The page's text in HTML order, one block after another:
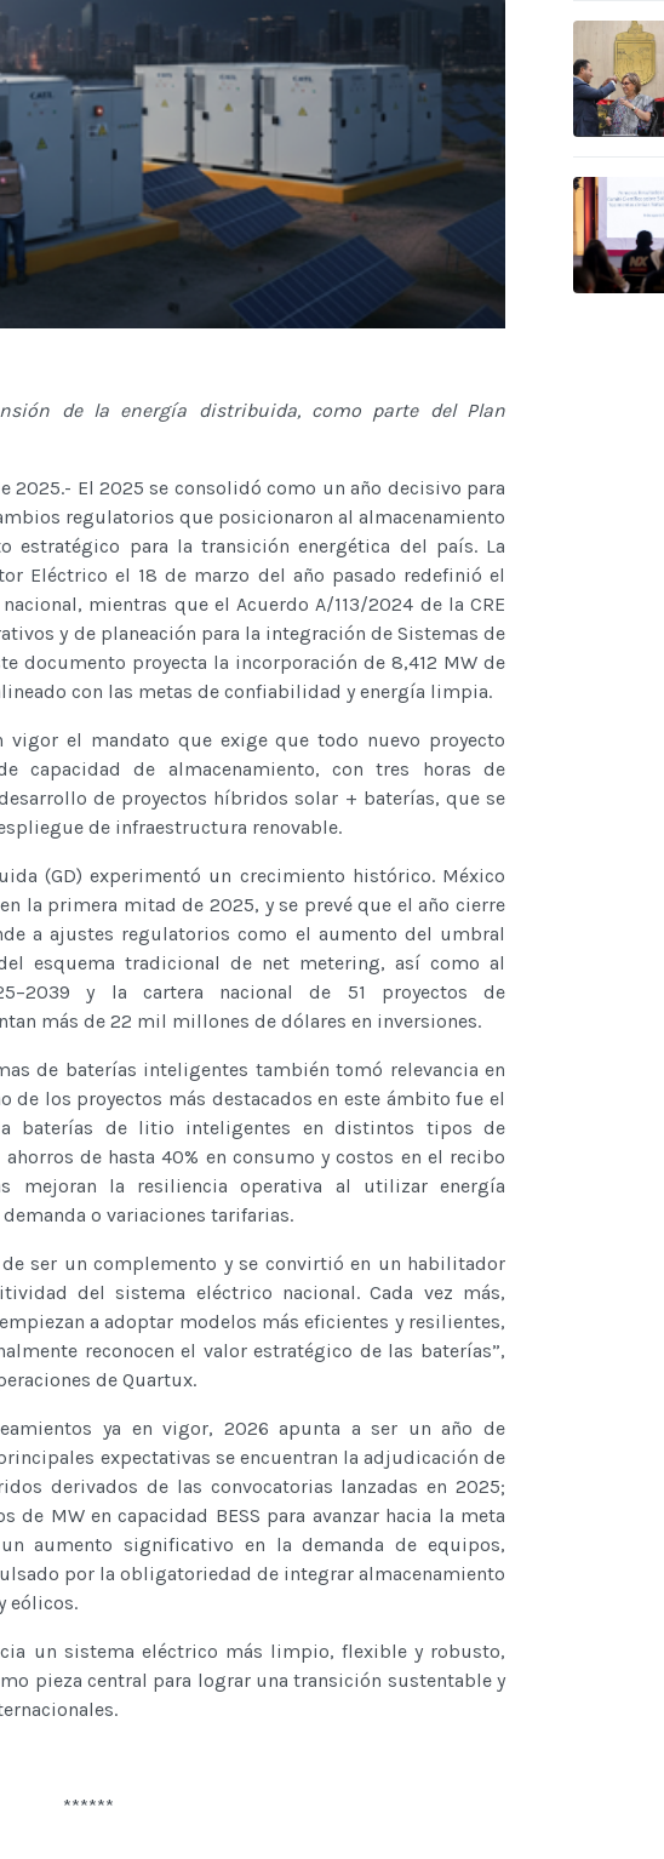
de la energía distribuida, como parte del Plan
2025.- El 2025 se consolidó como un año decisivo para
regulatorios que posicionaron al almacenamiento
estratégico para la transición energética del país. La
Eléctrico el 18 de marzo del año pasado redefinió el
mientras que el Acuerdo A/113/2024 de la CRE
y de planeación para la integración de Sistemas de
documento proyecta la incorporación de 8,412 MW de
con las metas de confiabilidad y energía limpia.
el mandato que exige que todo nuevo proyecto
capacidad de almacenamiento, con tres horas de
de proyectos híbridos solar + baterías, que se
de infraestructura renovable.
(GD) experimentó un crecimiento histórico. México
la primera mitad de 2025, y se prevé que el año cierre
a ajustes regulatorios como el aumento del umbral
esquema tradicional de net metering, así como al
y la cartera nacional de 51 proyectos de
más de 22 mil millones de dólares en inversiones.
de baterías inteligentes también tomó relevancia en
de los proyectos más destacados en este ámbito fue el
baterías de litio inteligentes en distintos tipos de
de hasta 40% en consumo y costos en el recibo
mejoran la resiliencia operativa al utilizar energía
o variaciones tarifarias.
ser un complemento y se convirtió en un habilitador
del sistema eléctrico nacional. Cada vez más,
a adoptar modelos más eficientes y resilientes,
reconocen el valor estratégico de las baterías”,
de Quartux.
ya en vigor, 2026 apunta a ser un año de
expectativas se encuentran la adjudicación de
derivados de las convocatorias lanzadas en 2025;
de MW en capacidad BESS para avanzar hacia la meta
aumento significativo en la demanda de equipos,
por la obligatoriedad de integrar almacenamiento
eólicos.
un sistema eléctrico más limpio, flexible y robusto,
pieza central para lograr una transición sustentable y
******